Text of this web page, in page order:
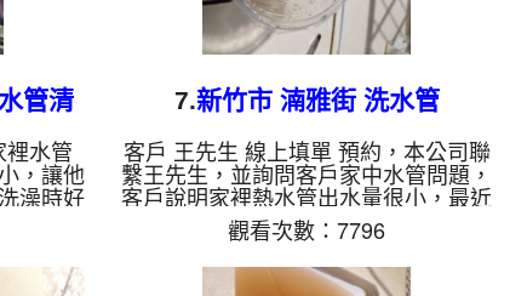
管清
裡水管
，讓他
澡時好
，本公
麻麻管
開始 清
出，而
7.新竹市 湳雅街 洗水管
客戶 王先生 線上填單 預約，本公司聯
繫王先生，並詢問客戶家中水管問題，
客戶說明家裡熱水管出水量很小，最近
剛好天氣變冷，客戶怕洗個澡著涼了，
本公司到現場查看，發現管路內盡是管
垢，本公司架設 管路清洗機 ，開始 清
洗水管 ，髒水從水龍頭噴出，一開始
觀看次數：7796